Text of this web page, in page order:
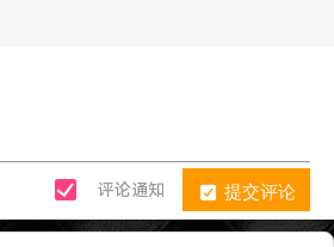
提交评论
评论通知